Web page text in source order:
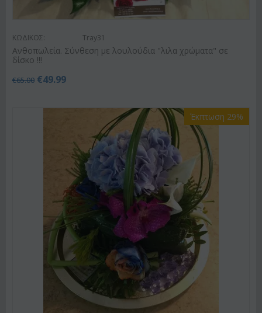
ΚΩΔΙΚΟΣ: Tray31
Ανθοπωλεία. Σύνθεση με λουλούδια "λιλα χρώματα" σε
δίσκο !!!
€65.00 €49.99
Έκπτωση 29%